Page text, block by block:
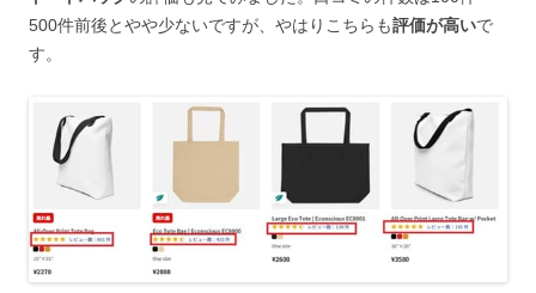
500件前後とやや少ないですが、やはりこちらも評価が高いで
す。